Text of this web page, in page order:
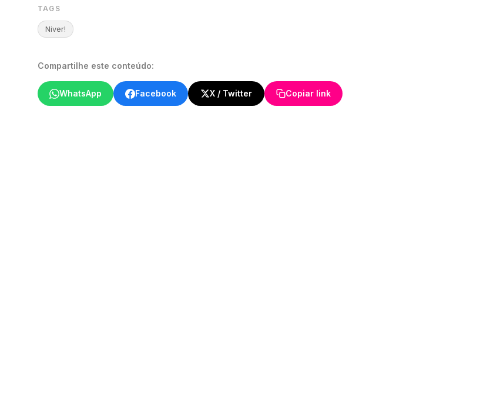
TAGS
Niver!
Compartilhe este conteúdo:
WhatsApp Facebook X / Twitter Copiar link